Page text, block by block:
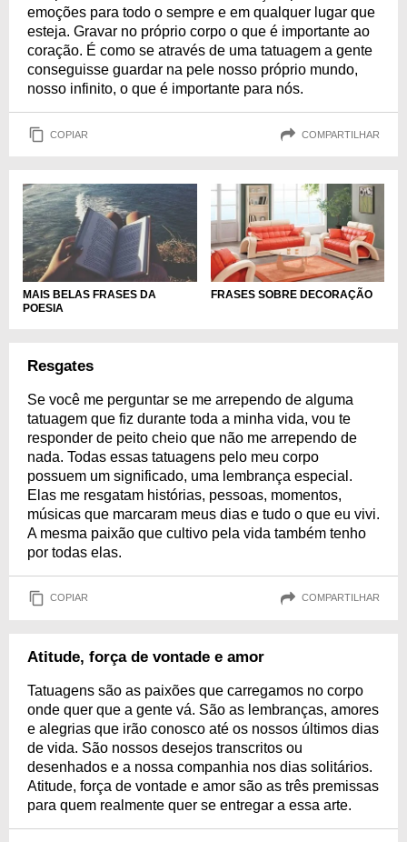
emoções para todo o sempre e em qualquer lugar que
esteja. Gravar no próprio corpo o que é importante ao
coração. É como se através de uma tatuagem a gente
conseguisse guardar na pele nosso próprio mundo,
nosso infinito, o que é importante para nós.
COPIAR COMPARTILHAR
MAIS BELAS FRASES DA
POESIA
FRASES SOBRE DECORAÇÃO
Resgates
Se você me perguntar se me arrependo de alguma
tatuagem que fiz durante toda a minha vida, vou te
responder de peito cheio que não me arrependo de
nada. Todas essas tatuagens pelo meu corpo
possuem um significado, uma lembrança especial.
Elas me resgatam histórias, pessoas, momentos,
músicas que marcaram meus dias e tudo o que eu vivi.
A mesma paixão que cultivo pela vida também tenho
por todas elas.
COPIAR COMPARTILHAR
Atitude, força de vontade e amor
Tatuagens são as paixões que carregamos no corpo
onde quer que a gente vá. São as lembranças, amores
e alegrias que irão conosco até os nossos últimos dias
de vida. São nossos desejos transcritos ou
desenhados e a nossa companhia nos dias solitários.
Atitude, força de vontade e amor são as três premissas
para quem realmente quer se entregar a essa arte.